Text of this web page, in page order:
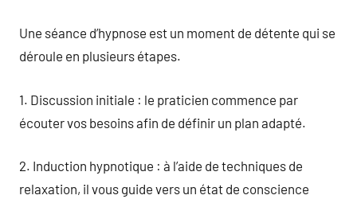
Une séance d’hypnose est un moment de détente qui se
déroule en plusieurs étapes.
1. Discussion initiale : le praticien commence par
écouter vos besoins afin de définir un plan adapté.
2. Induction hypnotique : à l’aide de techniques de
relaxation, il vous guide vers un état de conscience